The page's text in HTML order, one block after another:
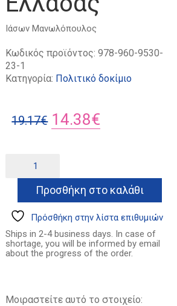
Ιάσων Μανωλόπουλος
Κωδικός προϊόντος:978-960-9530-
23-1
Κατηγορία: Πολιτικό δοκίμιο
19.17€ Original
19.17€.
14.38€
είναι:
14.38€.
"επαχθές"
χρέος
Ελλάδας
ποσότητα
Προσθήκη στο καλάθι
Πρόσθήκη στην λίστα επιθυμιών
Ships in 2-4 business days. In case of
shortage, you will be informed by email
about the progress of the order.
Μοιραστείτε αυτό το στοιχείο: